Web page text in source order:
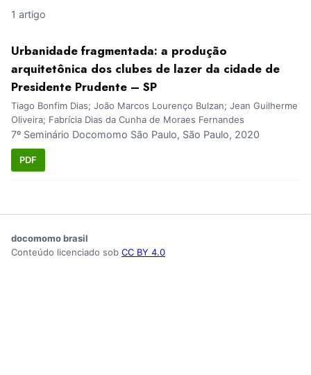
1 artigo
Urbanidade fragmentada: a produção
arquitetônica dos clubes de lazer da cidade de
Presidente Prudente – SP
Tiago Bonfim Dias; João Marcos Lourenço Bulzan; Jean Guilherme
Oliveira; Fabrícia Dias da Cunha de Moraes Fernandes
7º Seminário Docomomo São Paulo, São Paulo, 2020
PDF
docomomo brasil
Conteúdo licenciado sob CC BY 4.0